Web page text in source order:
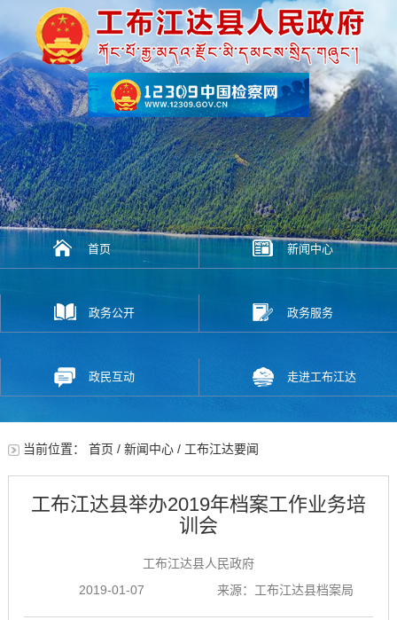
首页 新闻中心
政务公开 政务服务
政民互动 走进工布江达
当前位置： 首页 / 新闻中心/ 工布江达要闻
工布江达县举办2019年档案工作业务培
训会
工布江达县人民政府
2019-01-07
来源：工布江达县档案局